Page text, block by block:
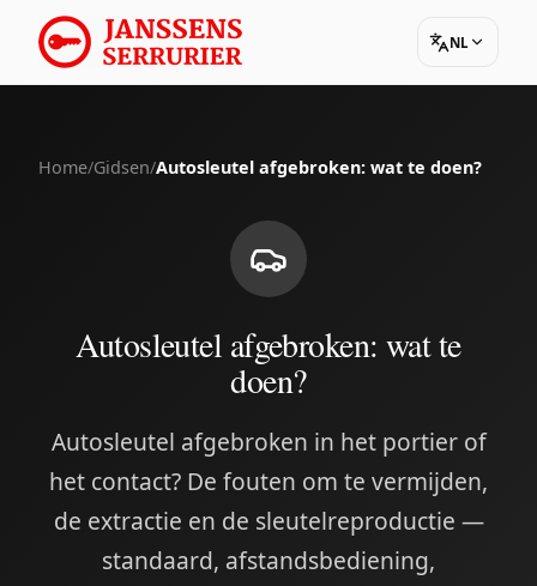
NL
Home/Gidsen/Autosleutel afgebroken: wat te doen?
Autosleutel afgebroken: wat te
doen?
Autosleutel afgebroken in het portier of
het contact? De fouten om te vermijden,
de extractie en de sleutelreproductie —
standaard, afstandsbediening,